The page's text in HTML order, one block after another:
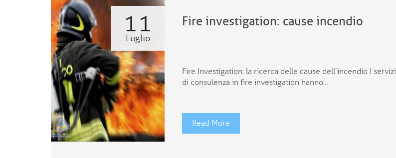
11
Luglio
Fire investigation: cause incendio
Fire Investigation: la ricerca delle cause dell’incendio I servizi
di consulenza in fire investigation hanno…
Read More